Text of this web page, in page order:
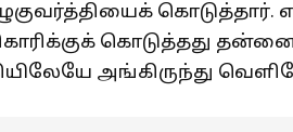
கொடுத்தார்.
கொடுத்தது
அங்கிருந்து